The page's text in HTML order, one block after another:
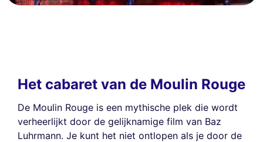
Het cabaret van de Moulin Rouge
De Moulin Rouge is een mythische plek die wordt
verheerlijkt door de gelijknamige film van Baz
Luhrmann. Je kunt het niet ontlopen als je door de